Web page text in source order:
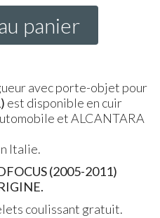
panier
avec porte-objet pour
est disponible en cuir
et ALCANTARA
Italie.
FOCUS(2005-2011)
coulissant gratuit.